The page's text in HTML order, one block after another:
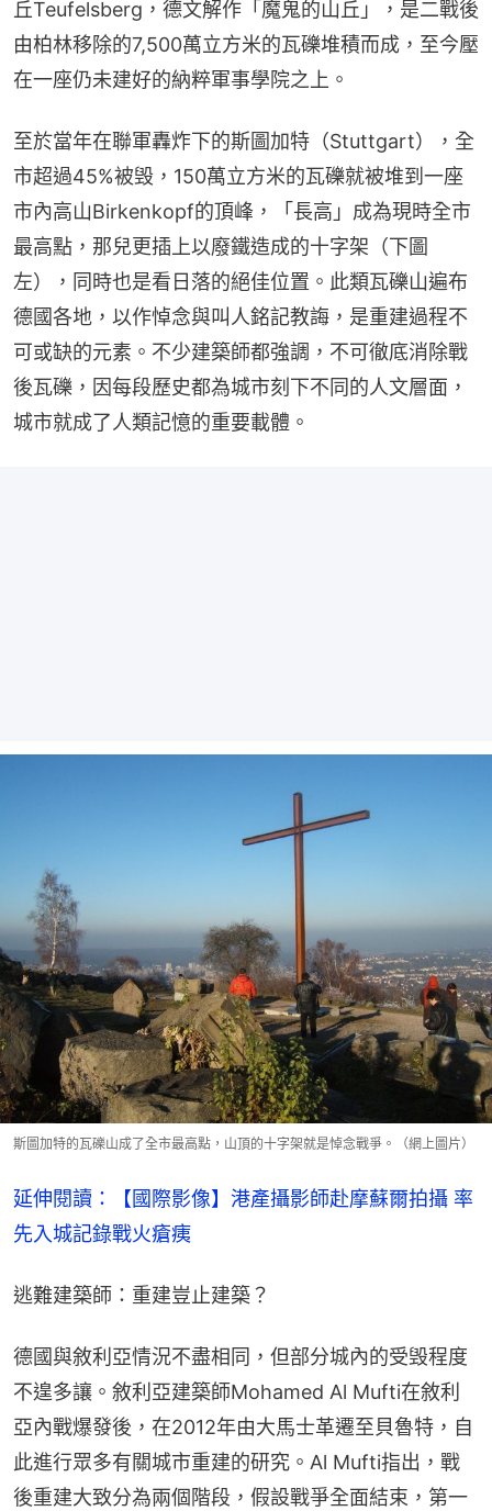
丘Teufelsberg，德文解作「魔鬼的山丘」，是二戰後
由柏林移除的7,500萬立方米的瓦礫堆積而成，至今壓
在一座仍未建好的納粹軍事學院之上。
至於當年在聯軍轟炸下的斯圖加特（Stuttgart），全
市超過45%被毁，150萬立方米的瓦礫就被堆到一座
市內高山Birkenkopf的頂峰，「長高」成為現時全市
最高點，那兒更插上以廢鐵造成的十字架（下圖
左），同時也是看日落的絕佳位置。此類瓦礫山遍布
德國各地，以作悼念與叫人銘記教誨，是重建過程不
可或缺的元素。不少建築師都強調，不可徹底消除戰
後瓦礫，因每段歷史都為城市刻下不同的人文層面，
城市就成了人類記憶的重要載體。
斯圖加特的瓦礫山成了全市最高點，山頂的十字架就是悼念戰爭。（網上圖片）
延伸閱讀：【國際影像】港產攝影師赴摩蘇爾拍攝 率
先入城記錄戰火瘡痍
逃難建築師：重建豈止建築？
德國與敘利亞情況不盡相同，但部分城內的受毁程度
不遑多讓。敘利亞建築師Mohamed Al Mufti在敘利
亞內戰爆發後，在2012年由大馬士革遷至貝魯特，自
此進行眾多有關城市重建的研究。Al Mufti指出，戰
後重建大致分為兩個階段，假設戰爭全面結束，第一